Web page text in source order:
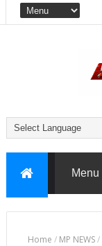
Home / MP NEWS/